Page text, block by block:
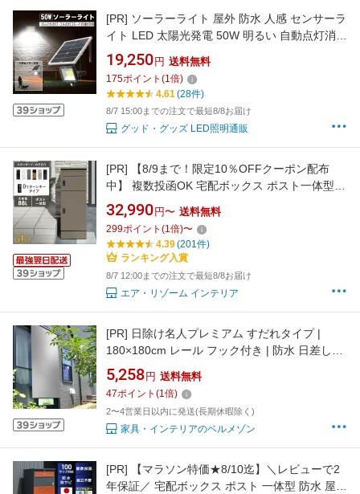
[PR] ソーラーライト 屋外 防水 人感 センサーラ
イト LED 太陽光発電 50W 明るい 自動点灯消灯
昼光色 IP65 防雨 充電式 電池式 光＆人感セン
サー 外灯 防犯ライト ガーデンライト 玄関灯 ガ
レージ 倉庫 駐車場 防犯 街灯 停電対策 防災
19,250 円 送料無料
175ポイント (1倍)
4.61(28件)
8/7 15:00までの注文で最短8/8お届け
グッド・グッズ LED照明通販
[PR]
【8/9まで！限定10％OFFクーポン配布
中】 複数投函OK 宅配ボックス ポスト一体型
ポスト 防水 一戸建て用 大型 大容量 スリム 郵
便ポスト 宅配ボックス付き ポスト一体型 おし
ゃれ 宅配box 宅配ストッカー スタンドポスト
印鑑入れ ゼロリターンキー ダイヤル錠 置き配
32,990 円〜 送料無料
299ポイント (1倍)〜
4.39(201件)
ランキング入賞
8/7 12:00までの注文で最短8/8お届け
エア・リゾーム インテリア
[PR] 日除け名人プレミアム すだれタイプ |
180×180cm レール フック付き | 防水 日差し対
策 日除け すだれ サンシェード シンプル シルバ
ー 日除け UVカット 省エネ
5,258 円 送料無料
47ポイント (1倍)
2〜4営業日以内に発送(長期休暇除く)
家具・インテリアのベルメゾン
[PR]
【マラソン特価★8/10迄】＼レビューで2
年保証／ 宅配ボックス ポスト 一体型 防水 屋外